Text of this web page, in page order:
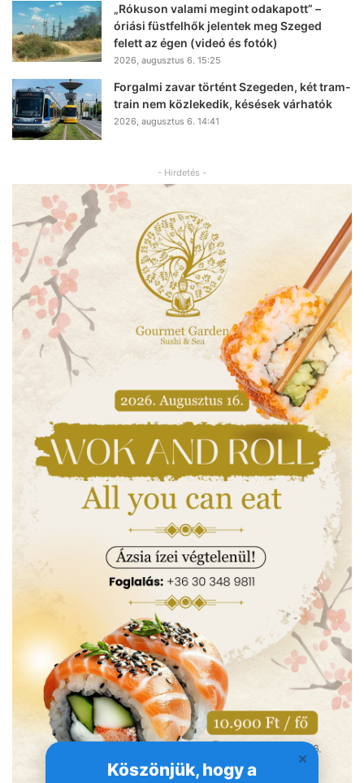
Köszönjük, hogy a
„Rókuson valami megint odakapott” –
óriási füstfelhők jelentek meg Szeged
felett az égen (videó és fotók)
2026, augusztus 6. 15:25
Forgalmi zavar történt Szegeden, két tram-
train nem közlekedik, késések várhatók
2026, augusztus 6. 14:41
- Hirdetés -